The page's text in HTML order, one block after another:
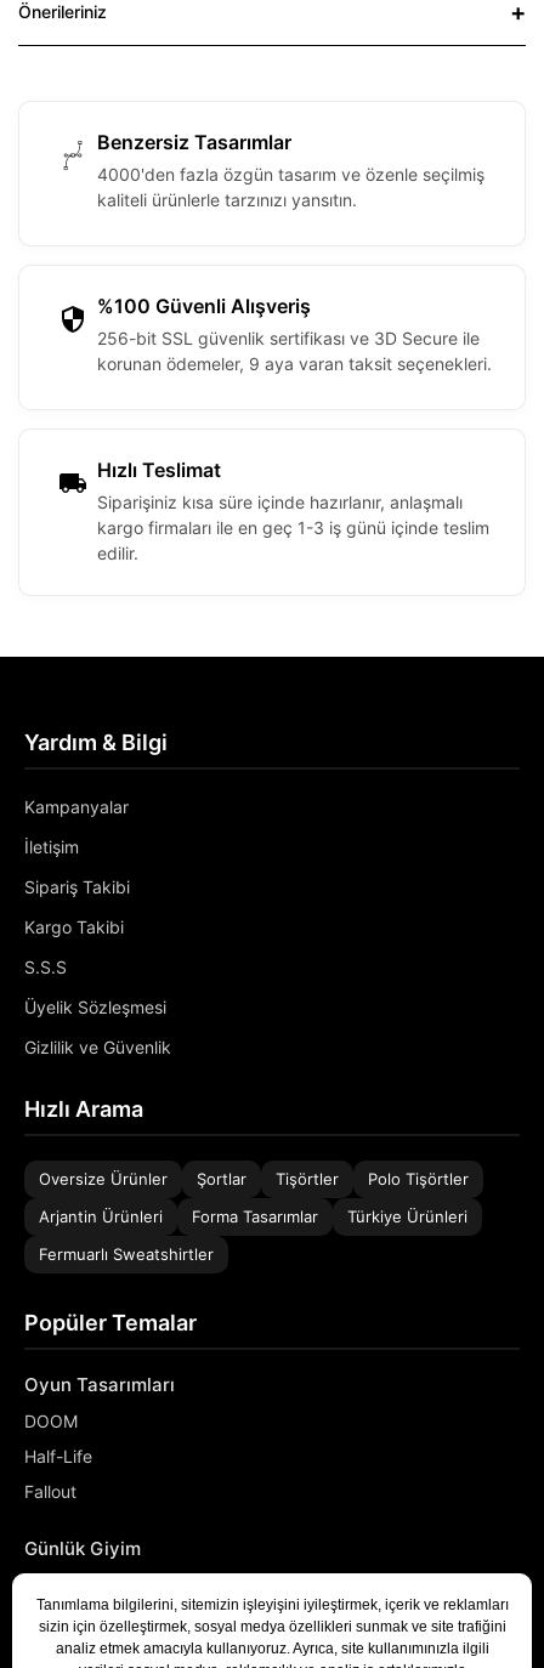
Önerileriniz
Benzersiz Tasarımlar
4000'den fazla özgün tasarım ve özenle seçilmiş
kaliteli ürünlerle tarzınızı yansıtın.
%100 Güvenli Alışveriş
256-bit SSL güvenlik sertifikası ve 3D Secure ile
korunan ödemeler, 9 aya varan taksit seçenekleri.
Hızlı Teslimat
Siparişiniz kısa süre içinde hazırlanır, anlaşmalı
kargo firmaları ile en geç 1-3 iş günü içinde teslim
edilir.
Yardım & Bilgi
Kampanyalar
İletişim
Sipariş Takibi
Kargo Takibi
S.S.S
Üyelik Sözleşmesi
Gizlilik ve Güvenlik
Hızlı Arama
Oversize Ürünler Şortlar Tişörtler
Polo Tişörtler
Arjantin Ürünleri
Forma Tasarımlar
Türkiye Ürünleri
Fermuarlı Sweatshirtler
Popüler Temalar
Oyun Tasarımları
DOOM
Half-Life
Fallout
Günlük Giyim
Denizci
Developer